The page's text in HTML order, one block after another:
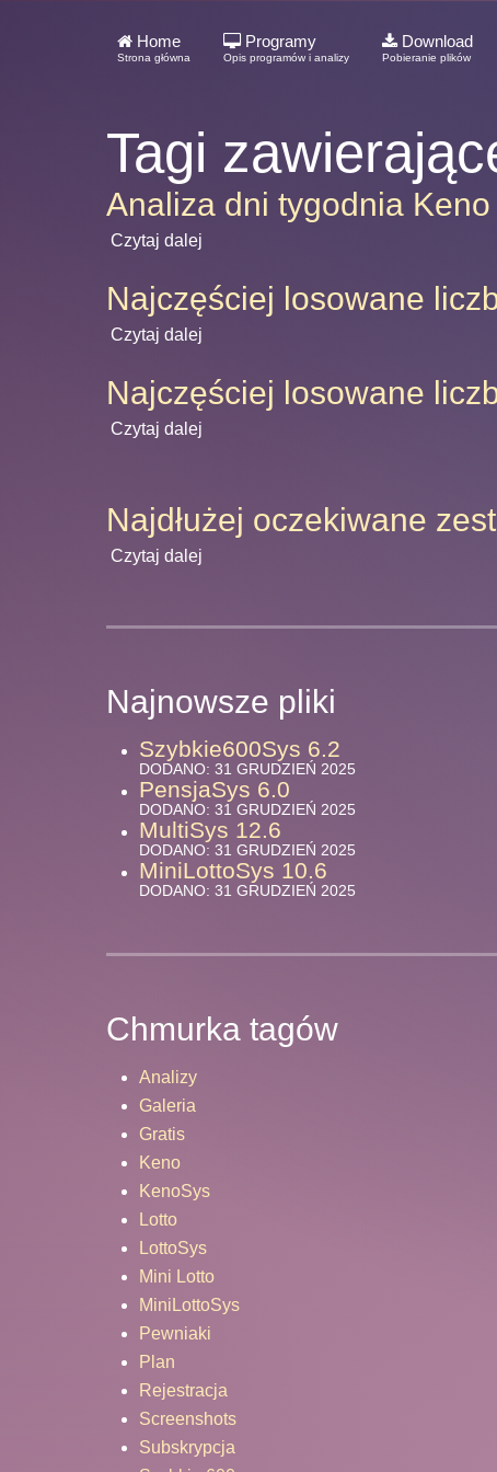
Home
Strona główna
Programy
Opis programów i analizy
Download
Pobieranie plików
Tagi
Analiza dni tygodnia Keno
Czytaj dalej
Najczęściej losowane
Czytaj dalej
Najczęściej losowane
Czytaj dalej
Najdłużej oczekiwane
Czytaj dalej
Najnowsze pliki
Szybkie600Sys 6.2
DODANO: 31 GRUDZIEŃ 2025
PensjaSys 6.0
DODANO: 31 GRUDZIEŃ 2025
MultiSys 12.6
DODANO: 31 GRUDZIEŃ 2025
MiniLottoSys 10.6
DODANO: 31 GRUDZIEŃ 2025
Chmurka tagów
Analizy
Galeria
Gratis
Keno
KenoSys
Lotto
LottoSys
Mini Lotto
MiniLottoSys
Pewniaki
Plan
Rejestracja
Screenshots
Subskrypcja